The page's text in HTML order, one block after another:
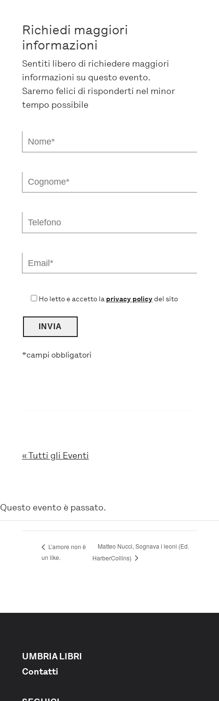
Richiedi maggiori
informazioni
Sentiti libero di richiedere maggiori
informazioni su questo evento.
Saremo felici di risponderti nel minor
tempo possibile
Ho letto e accetto la privacy policydel sito
*campi obbligatori
« Tutti gli Eventi
Questo evento è passato.
L’amore non è
un like.
Matteo Nucci, Sognava i leoni (Ed.
HarberCollins)
UMBRIA LIBRI
Contatti